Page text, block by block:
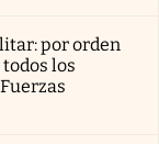
por orden
los